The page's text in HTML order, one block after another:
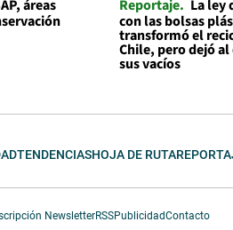
áreas
Reportaje La ley
con las bolsas
transformó el
Chile, pero dejó
sus vacíos
TENDENCIASHOJA DE RUTA
NewsletterRSSPublicidadContacto